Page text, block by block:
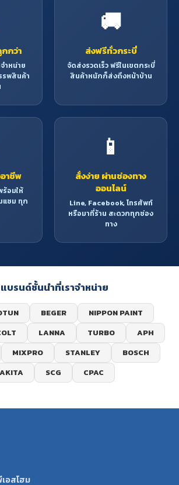
กกว่า
ำหน่าย
รพสินค้า
🚚
ส่งฟรีทั่วกระบี่
จัดส่งรวดเร็ว ฟรีในเขตกระบี่
สินค้าหนักก็ส่งถึงหน้าบ้าน
าชีพ
อมให้
แซม ทุก
📱
สั่งง่าย ผ่านช่องทาง
ออนไลน์
Line, Facebook, โทรศัพท์
หรือมาที่ร้าน สะดวกทุกช่อง
ทาง
บรนด์ชั้นนำที่เราจำหน่าย
BEGER
NIPPON PAINT
LANNA TURBO
APH
MIXPRO STANLEY
BOSCH
SCG CPAC
อสโฮม